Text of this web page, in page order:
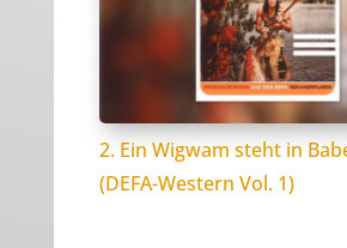
2. Ein Wigwam steht in
(DEFA-Western Vol. 1)